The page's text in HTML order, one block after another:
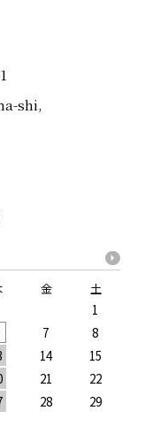
shi,
金
土
1
7
8
14
15
21
22
28
29